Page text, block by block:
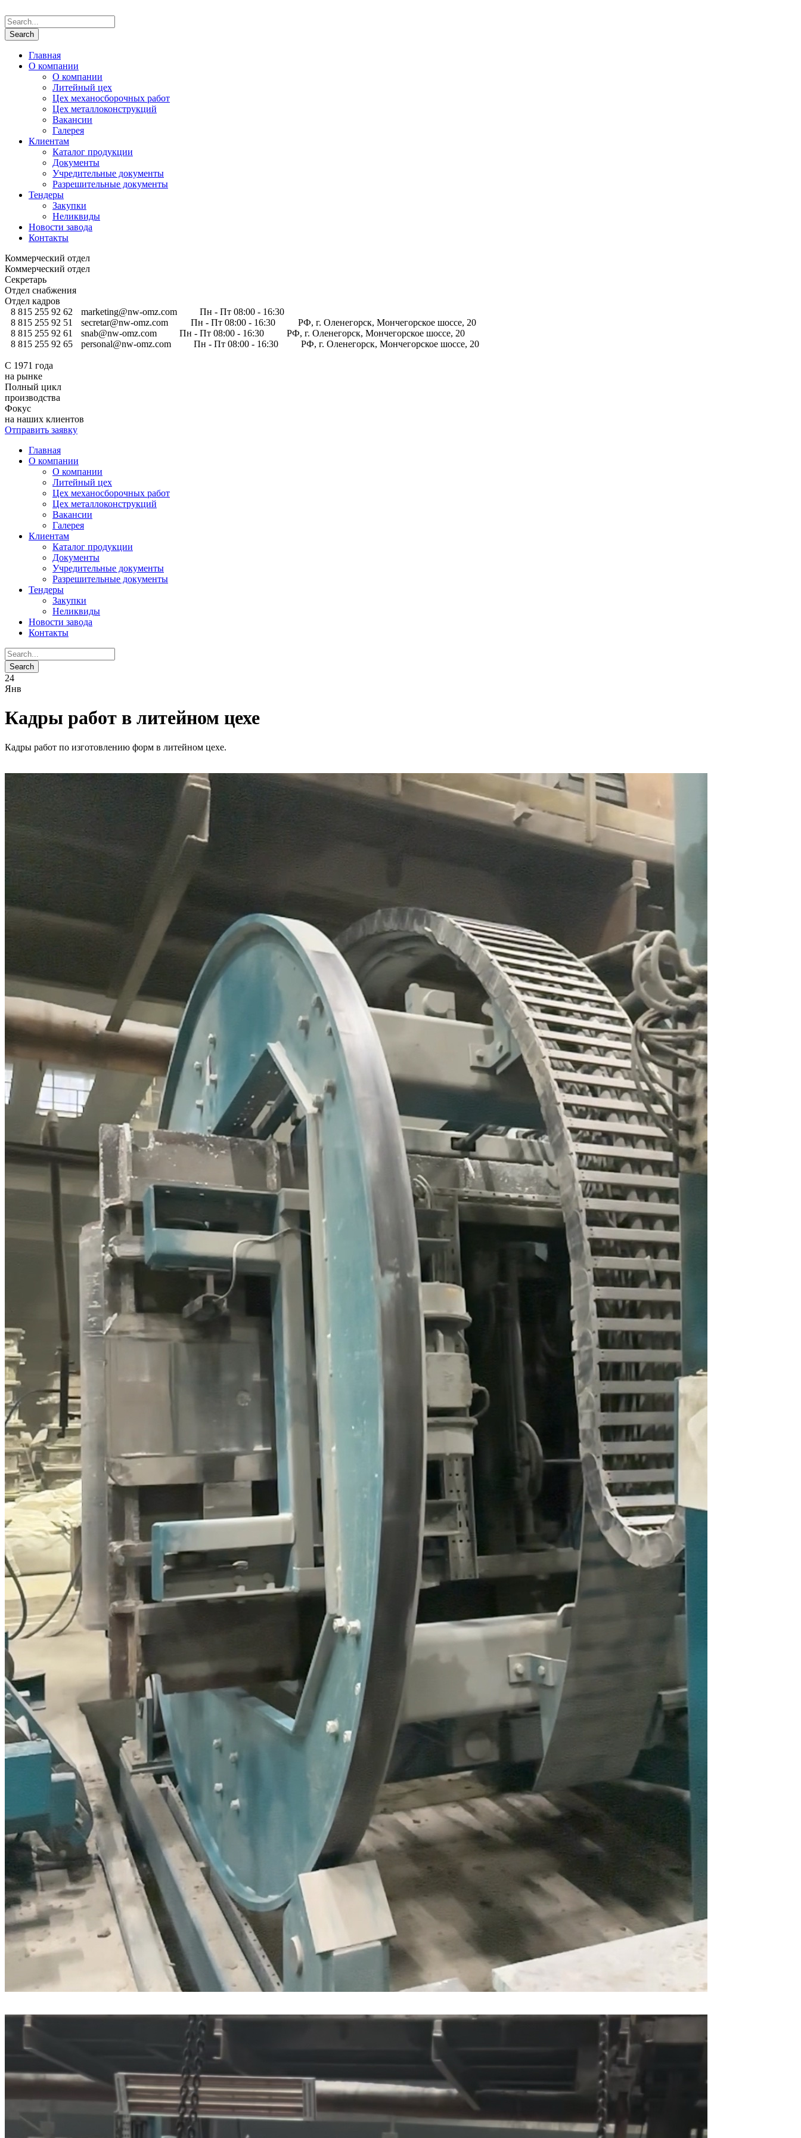
Главная
О компании
О компании
Литейный цех
Цех механосборочных работ
Цех металлоконструкций
Вакансии
Галерея
Клиентам
Каталог продукции
Документы
Учредительные документы
Разрешительные документы
Тендеры
Закупки
Неликвиды
Новости завода
Контакты
Коммерческий отдел
Коммерческий отдел
Секретарь
Отдел снабжения
Отдел кадров
8 815 255 92 62
marketing@nw-omz.com
Пн - Пт 08:00 - 16:30
8 815 255 92 51
secretar@nw-omz.com Пн - Пт 08:00 - 16:30
РФ, г. Оленегорск, Мончегорское шоссе, 20
8 815 255 92 61
snab@nw-omz.com Пн - Пт 08:00 - 16:30
РФ, г. Оленегорск, Мончегорское шоссе, 20
8 815 255 92 65
personal@nw-omz.com Пн - Пт 08:00 - 16:30 РФ, г. Оленегорск, Мончегорское шоссе, 20
С 1971 года
на рынке
Полный цикл
производства
Фокус
на наших клиентов
Отправить заявку
Главная
О компании
О компании
Литейный цех
Цех механосборочных работ
Цех металлоконструкций
Вакансии
Галерея
Клиентам
Каталог продукции
Документы
Учредительные документы
Разрешительные документы
Тендеры
Закупки
Неликвиды
Новости завода
Контакты
24
Янв
Кадры работ в литейном цехе
Кадры работ по изготовлению форм в литейном цехе.